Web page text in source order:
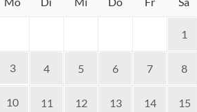
1
3 4 5 6 7 8
10 11 12 13 14 15